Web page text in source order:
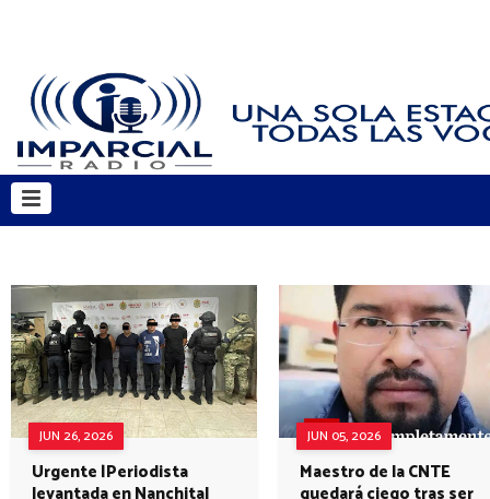
JUN 26, 2026
Urgente |Periodista
JUN 05, 2026
Maestro de la CNTE